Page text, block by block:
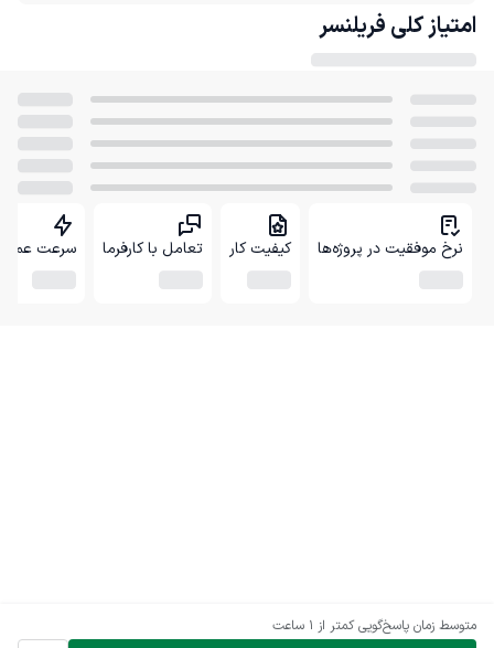
متوسط زمان پاسخ‌گویی کمتر از 1 ساعت
امتیاز کلی فریلنسر
نرخ موفقیت در پروژه‌ها کیفیت کار تعامل با کارفرما سرعت عمل